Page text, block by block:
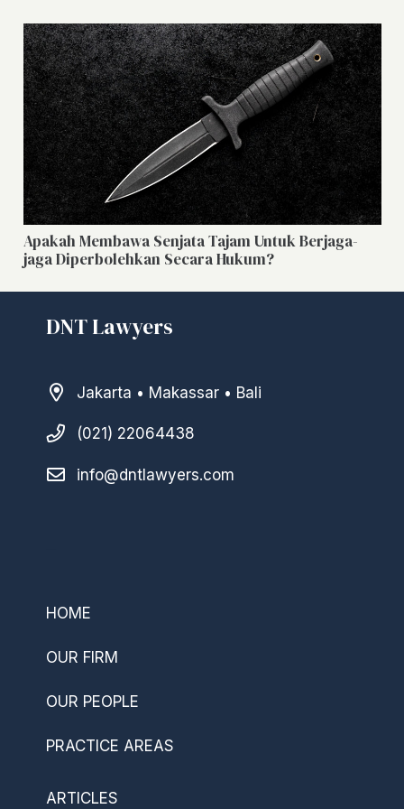
Apakah Membawa Senjata Tajam Untuk Berjaga-
jaga Diperbolehkan Secara Hukum?
DNT Lawyers
Jakarta • Makassar • Bali
(021) 22064438
info@dntlawyers.com
HOME
OUR FIRM
OUR PEOPLE
PRACTICE AREAS
ARTICLES